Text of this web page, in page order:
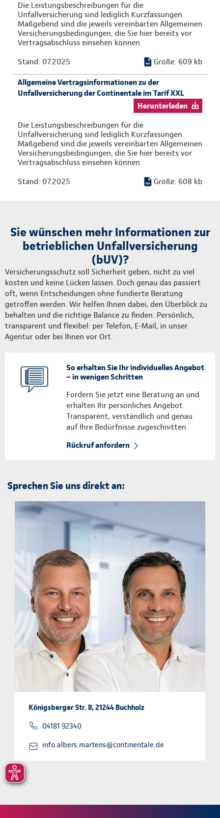
Die Leistungsbeschreibungen für die
Unfallversicherung sind lediglich Kurzfassungen.
Maßgebend sind die jeweils vereinbarten Allgemeinen
Versicherungsbedingungen, die Sie hier bereits vor
Vertragsabschluss einsehen können.
Stand: 07.2025 Größe: 609 kb
Allgemeine Vertragsinformationen zu der
Unfallversicherung der Continentale im Tarif XXL
Herunterladen
Die Leistungsbeschreibungen für die
Unfallversicherung sind lediglich Kurzfassungen.
Maßgebend sind die jeweils vereinbarten Allgemeinen
Versicherungsbedingungen, die Sie hier bereits vor
Vertragsabschluss einsehen können.
Stand: 07.2025 Größe: 608 kb
Sie wünschen mehr Informationen zur
betrieblichen Unfallversicherung
(bUV)?
Versicherungsschutz soll Sicherheit geben, nicht zu viel
kosten und keine Lücken lassen. Doch genau das passiert
oft, wenn Entscheidungen ohne fundierte Beratung
getroffen werden. Wir helfen Ihnen dabei, den Überblick zu
behalten und die richtige Balance zu finden. Persönlich,
transparent und flexibel: per Telefon, E-Mail, in unser
Agentur oder bei Ihnen vor Ort.
So erhalten Sie Ihr individuelles Angebot
– in wenigen Schritten
Fordern Sie jetzt eine Beratung an und
erhalten Ihr persönliches Angebot.
Transparent, verständlich und genau
auf Ihre Bedürfnisse zugeschnitten.
Rückruf anfordern
Sprechen Sie uns direkt an:
Königsberger Str. 8, 21244 Buchholz
04181 92340
info.albers.martens@continentale.de